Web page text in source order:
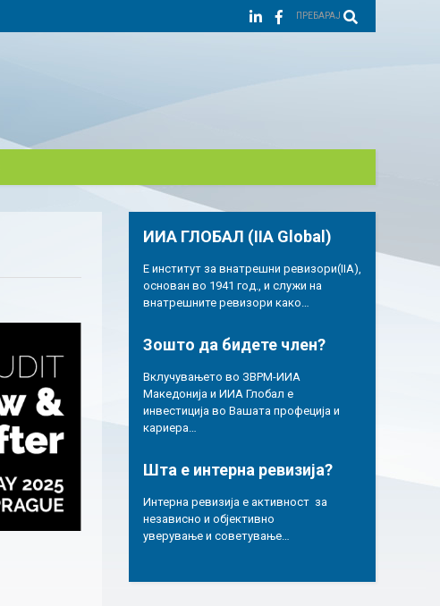
ПРЕБАРАЈ
ИИА ГЛОБАЛ (IIA Global)
Е институт за внатрешни ревизори(IIA),
основан во 1941 год., и служи на
внатрешните ревизори како…
Зошто да бидете член?
Вклучувањето во ЗВРМ-ИИА
Македонија и ИИА Глобал е
инвестиција во Вашата профеција и
кариера…
Шта е интерна ревизија?
Интерна ревизија е активност за
независно и објективно
уверување и советување…